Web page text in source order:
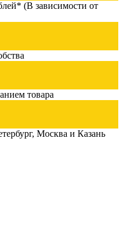
(В зависимости от
товара
Москва и Казань